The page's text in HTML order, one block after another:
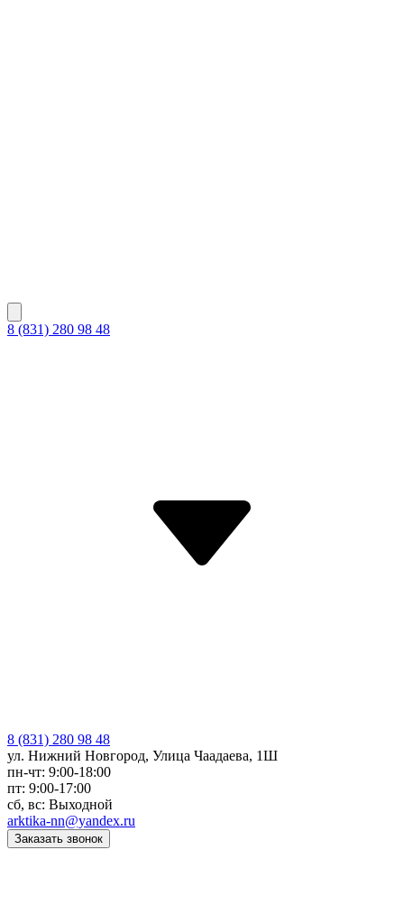
8 (831) 280 98 48
8 (831) 280 98 48
ул. Нижний Новгород, Улица Чаадаева, 1Ш
пн-чт: 9:00-18:00
пт: 9:00-17:00
сб, вс: Выходной
arktika-nn@yandex.ru
Заказать звонок